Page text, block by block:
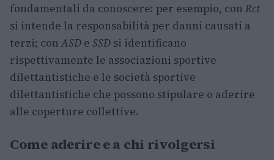
fondamentali da conoscere: per esempio, con Rct
si intende la responsabilità per danni causati a
terzi; con ASD e SSD si identificano
rispettivamente le associazioni sportive
dilettantistiche e le società sportive
dilettantistiche che possono stipulare o aderire
alle coperture collettive.
Come aderire e a chi rivolgersi